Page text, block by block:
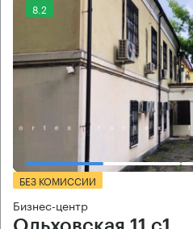
8.2
БЕЗ КОМИССИИ
Бизнес-центр